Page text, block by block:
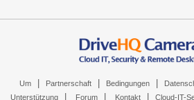
Um Partnerschaft Bedingungen
Unterstützung Forum Kontakt Cloud-IT-